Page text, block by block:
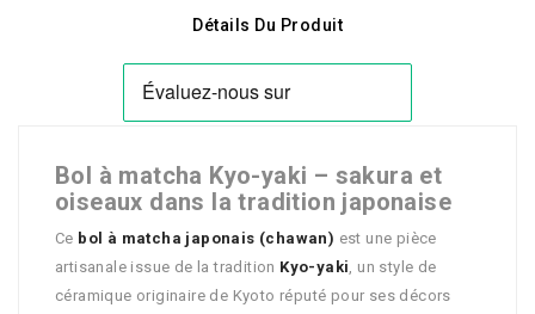
Détails Du Produit
Bol à matcha Kyo-yaki – sakura et
oiseaux dans la tradition japonaise
Ce bol à matcha japonais (chawan) est une pièce
artisanale issue de la tradition Kyo-yaki, un style de
céramique originaire de Kyoto réputé pour ses décors